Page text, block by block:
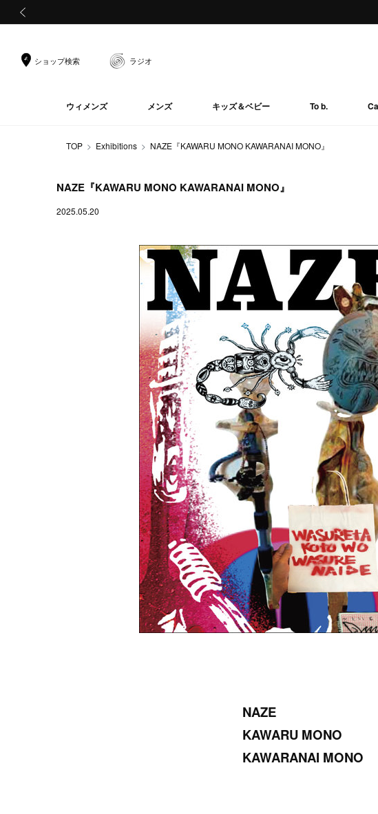
ショップ検索 ラジオ
ウィメンズ メンズ キッズ＆ベビー To b.
TOP Exhibitions NAZE『KAWARU MONO KAWARANAI MONO』
NAZE『KAWARU MONO KAWARANAI MONO』
2025.05.20
NAZE
KAWARU MONO
KAWARANAI MONO